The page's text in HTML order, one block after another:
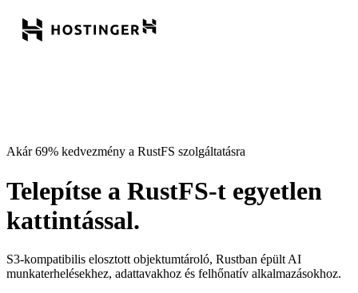
Akár 69% kedvezmény a RustFS szolgáltatásra
Telepítse a RustFS-t egyetlen
kattintással.
S3-kompatibilis elosztott objektumtároló, Rustban épült AI
munkaterhelésekhez, adattavakhoz és felhőnatív alkalmazásokhoz.